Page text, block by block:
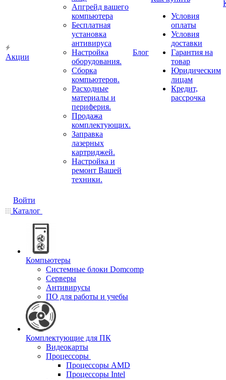
Акции
Апгрейд вашего
компьютера
Бесплатная
установка
антивируса
Настройка
оборудования.
Сборка
компьютеров.
Расходные
материалы и
периферия.
Продажа
комплектующих.
Заправка
лазерных
картриджей.
Настройка и
ремонт Вашей
техники.
Блог
Условия
оплаты
Условия
доставки
Гарантия на
товар
Юридическим
лицам
Кредит,
рассрочка
Войти
Каталог
Компьютеры
Системные блоки Domcomp
Серверы
Антивирусы
ПО для работы и учебы
Комплектующие для ПК
Видеокарты
Процессоры
Процессоры AMD
Процессоры Intel